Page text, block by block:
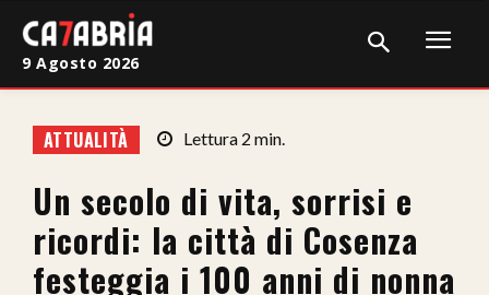
Cronaca
Giudiziaria
Politica
9 Agosto 2026
ATTUALITÀ Lettura 2 min.
Un secolo di vita, sorrisi e
ricordi: la città di Cosenza
festeggia i 100 anni di nonna